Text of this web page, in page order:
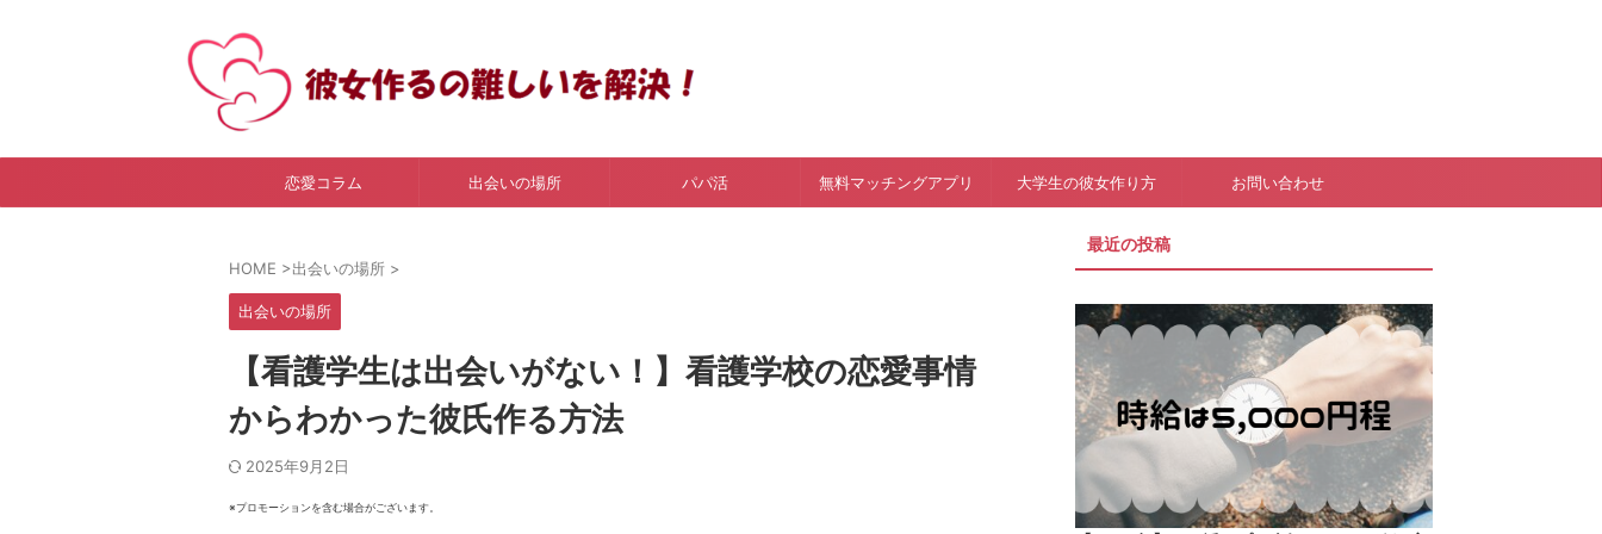
恋愛コラム 出会いの場所 パパ活 無料マッチングアプリ 大学生の彼女作り方 お問い合わせ
HOME >出会いの場所 >
出会いの場所
【看護学生は出会いがない！】看護学校の恋愛事情
からわかった彼氏作る方法
2025年9月2日
※プロモーションを含む場合がございます。
最近の投稿